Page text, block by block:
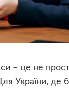
– це не
України, де